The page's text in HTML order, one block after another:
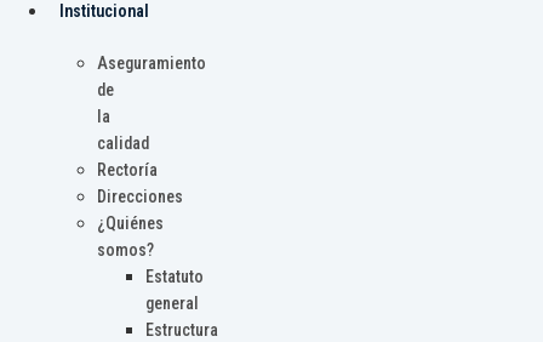
Institucional
Aseguramiento
de
la
calidad
Rectoría
Direcciones
¿Quiénes
somos?
Estatuto
general
Estructura